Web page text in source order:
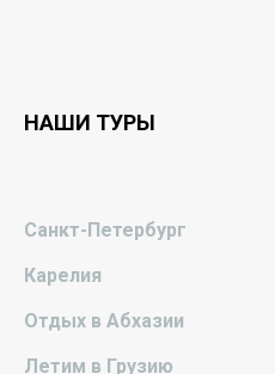
НАШИ ТУРЫ
Санкт-Петербург
Карелия
Отдых в Абхазии
Летим в Грузию